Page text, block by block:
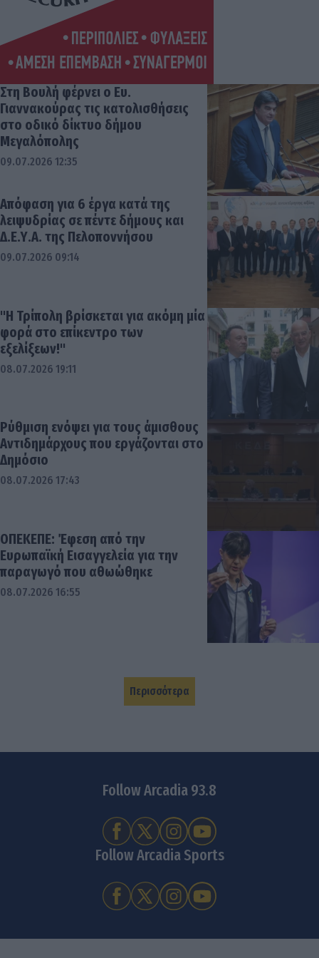
Στη Βουλή φέρνει ο Ευ.
Γιαννακούρας τις κατολισθήσεις
στο οδικό δίκτυο δήμου
Μεγαλόπολης
09.07.2026 12:35
Απόφαση για 6 έργα κατά της
λειψυδρίας σε πέντε δήμους και
Δ.Ε.Υ.Α. της Πελοποννήσου
09.07.2026 09:14
"Η Τρίπολη βρίσκεται για ακόμη μία
φορά στο επίκεντρο των
εξελίξεων!"
08.07.2026 19:11
Ρύθμιση ενόψει για τους άμισθους
Αντιδημάρχους που εργάζονται στο
Δημόσιο
08.07.2026 17:43
ΟΠΕΚΕΠΕ: Έφεση από την
Ευρωπαϊκή Εισαγγελεία για την
παραγωγό που αθωώθηκε
08.07.2026 16:55
Περισσότερα
Follow Arcadia 93.8
Follow Arcadia Sports